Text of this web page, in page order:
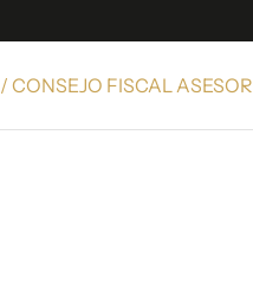
/ CONSEJO FISCAL ASESOR